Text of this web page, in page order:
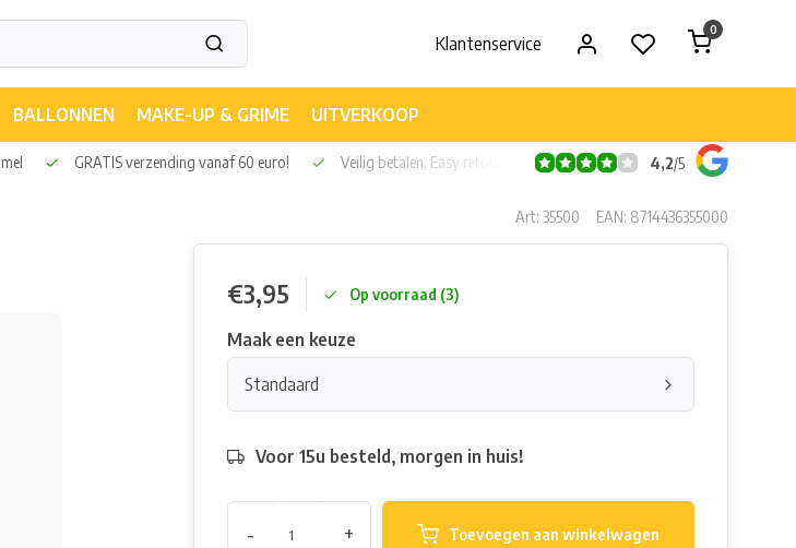
Klantenservice
0
BALLONNEN MAKE-UP & GRIME UITVERKOOP
GRATIS verzending vanaf 60 euro! Veilig betalen, Easy retour 4,2/5
Art: 35500 EAN: 8714436355000
€3,95 Op voorraad (3)
Maak een keuze
Standaard
Voor 15u besteld, morgen in huis!
- + Toevoegen aan winkelwagen